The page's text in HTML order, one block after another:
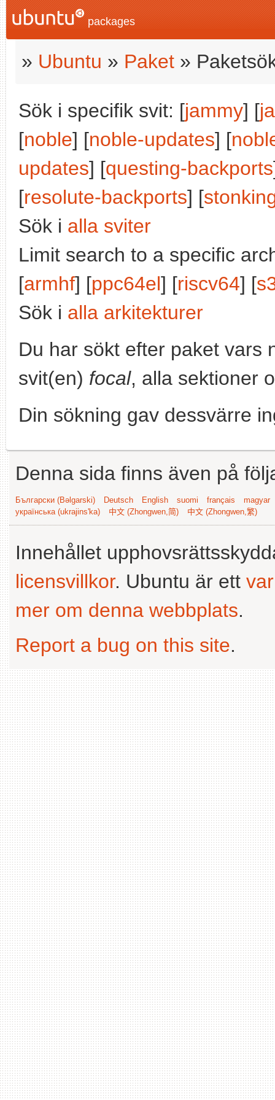
packages
» Ubuntu » Paket »
Sök i specifik svit: [jammy] [
[noble] [noble-updates] [
updates] [questing-backports
[resolute-backports] [
Sök i alla sviter
Limit search to a specific
[armhf] [ppc64el] [riscv64] [
Sök i alla arkitekturer
Du har sökt efter paket vars
svit(en) focal, alla sektioner
Din sökning gav dessvärre
Denna sida finns även på
Български (Bəlgarski) Deutsch English suomi français
magyar
українська (ukrajins'ka)
中文 (Zhongwen,简) 中文 (Zhongwen,繁)
Innehållet
licensvillkor. Ubuntu är ett
mer om denna webbplats.
Report a bug on this site.